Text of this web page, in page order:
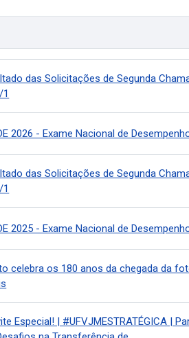
das Solicitações de Segunda
2026 - Exame Nacional de
das Solicitações de Segunda
2025 - Exame Nacional de
celebra os 180 anos da chegada da
Especial! | #UFVJMESTRATÉGICA |